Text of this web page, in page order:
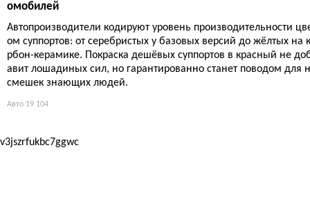
омобилей
Автопроизводители кодируют уровень производительности
ом суппортов: от серебристых у базовых версий до жёлтых на
рбон-керамике. Покраска дешёвых суппортов в красный не
авит лошадиных сил, но гарантированно станет поводом для
смешек знающих людей.
Авто 19 104
v3jszrfukbc7ggwc